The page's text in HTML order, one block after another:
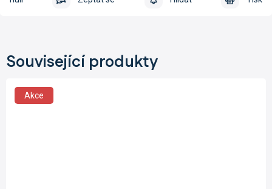
Související produkty
Akce